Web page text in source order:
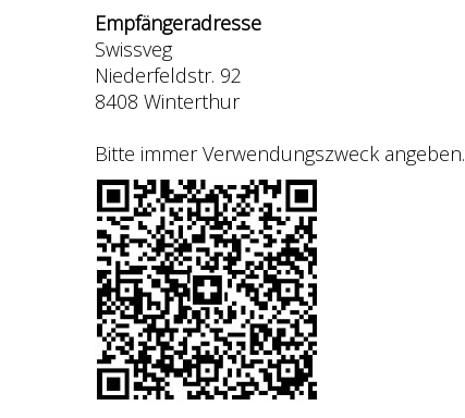
Empfängeradresse
Swissveg
Niederfeldstr. 92
8408 Winterthur
Bitte immer Verwendungszweck angeben.